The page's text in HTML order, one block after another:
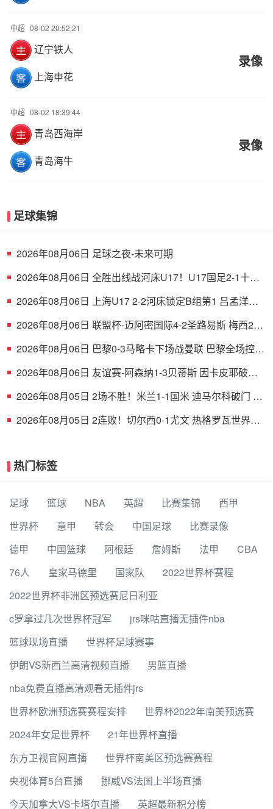
中超 08-02 20:52:21
辽宁铁人
上海申花
录像
中超 08-02 18:39:44
青岛西海岸
青岛海牛
录像
足球集锦
2026年08月06日 足球之夜-未来可期
2026年08月06日 全胜出线战河床U17！U17国足2-1十人
2026年08月06日 上海U17 2-2河床锁定B组第1 吕孟洋点
2026年08月06日 联盟杯-迈阿密国际4-2圣路易斯 梅西2射
2026年08月06日 巴黎0-3马略卡下场战曼联 巴黎全场控球
2026年08月06日 友谊赛-阿森纳1-3贝蒂斯 因卡皮耶破门
2026年08月05日 2场不胜！米兰1-1国米 迪马尔科破门 恩
2026年08月05日 2连败！切尔西0-1尤文 热格罗瓦世界波
热门标签
足球 篮球 NBA 英超 比赛集锦
西甲
世界杯
意甲 转会 中国足球
比赛录像
德甲
中国篮球 阿根廷 詹姆斯 法甲
CBA
76人
皇家马德里 国家队
2022世界杯赛程
2022世界杯非洲区预选赛尼日利亚
c罗拿过几次世界杯冠军
jrs咪咕直播无插件nba
篮球现场直播
世界杯足球赛事
伊朗VS新西兰高清视频直播
男篮直播
nba免费直播高清观看无插件jrs
世界杯欧洲预选赛赛程安排
世界杯2022年南美预选赛
2024年女足世界杯
21年世界杯直播
东方卫视官网直播
世界杯南美区预选赛赛程
央视体育5台直播
挪威VS法国上半场直播
今天加拿大VS卡塔尔直播
英超最新积分榜